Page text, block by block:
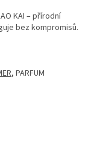
KAI – přírodní
bez kompromisů.
, PARFUM